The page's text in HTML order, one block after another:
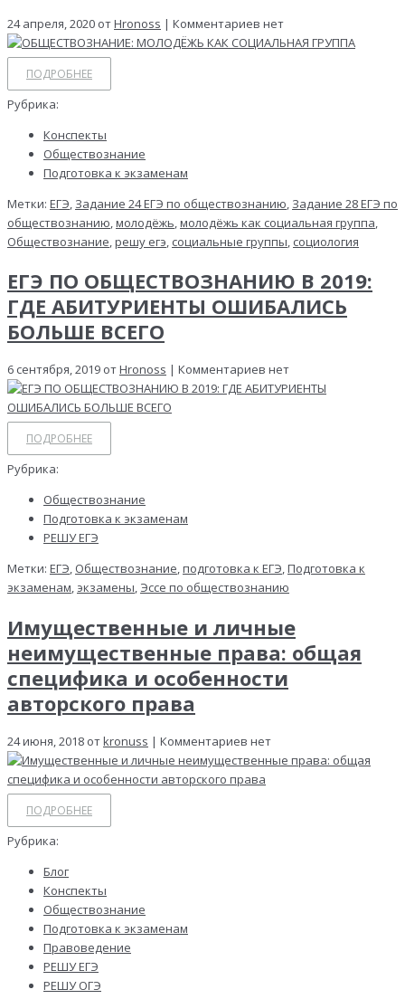
24 апреля, 2020 отHronoss | Комментариев нет
ПОДРОБНЕЕ
Рубрика:
Конспекты
Обществознание
Подготовка к экзаменам
Метки: ЕГЭ, Задание 24 ЕГЭ по обществознанию, Задание 28 ЕГЭ по
обществознанию,молодёжь,молодёжь как социальная группа,
Обществознание,решу егэ, социальные группы, социология
ЕГЭ ПО ОБЩЕСТВОЗНАНИЮ В 2019:
ГДЕ АБИТУРИЕНТЫ ОШИБАЛИСЬ
БОЛЬШЕ ВСЕГО
6 сентября, 2019 отHronoss | Комментариев нет
ПОДРОБНЕЕ
Рубрика:
Обществознание
Подготовка к экзаменам
РЕШУ ЕГЭ
Метки: ЕГЭ, Обществознание,подготовка к ЕГЭ,Подготовка к
экзаменам, экзамены, Эссе по обществознанию
Имущественные и личные
неимущественные права: общая
специфика и особенности
авторского права
24 июня, 2018 отkronuss | Комментариев нет
ПОДРОБНЕЕ
Рубрика:
Блог
Конспекты
Обществознание
Подготовка к экзаменам
Правоведение
РЕШУ ЕГЭ
РЕШУ ОГЭ